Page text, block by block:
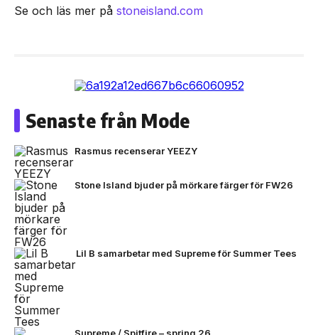
Se och läs mer på stoneisland.com
Senaste från Mode
Rasmus recenserar YEEZY
Stone Island bjuder på mörkare färger för FW26
Lil B samarbetar med Supreme för Summer Tees